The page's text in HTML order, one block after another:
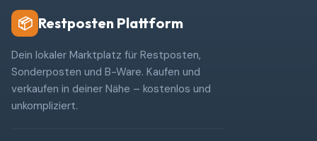
📦 Restposten Plattform
Dein lokaler Marktplatz für Restposten,
Sonderposten und B-Ware. Kaufen und
verkaufen in deiner Nähe – kostenlos und
unkompliziert.